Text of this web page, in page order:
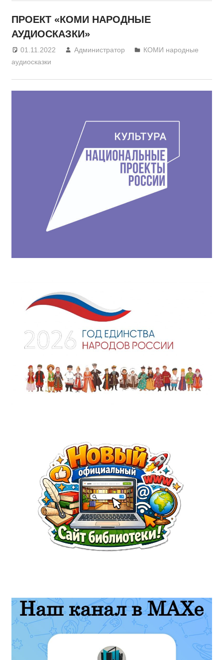
ПРОЕКТ «КОМИ НАРОДНЫЕ
АУДИОСКАЗКИ»
01.11.2022 Администратор
КОМИ народные
аудиосказки